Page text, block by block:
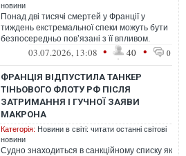
новини
Понад дві тисячі смертей у Франції у
тиждень екстремальної спеки можуть бути
безпосередньо пов’язані з її впливом.
03.07.2026, 13:08 • 40 • 0
ФРАНЦІЯ ВІДПУСТИЛА ТАНКЕР
ТІНЬОВОГО ФЛОТУ РФ ПІСЛЯ
ЗАТРИМАННЯ І ГУЧНОЇ ЗАЯВИ
МАКРОНА
Категорія: Новини в світі: читати останні світові
новини
Судно знаходиться в санкційному списку як